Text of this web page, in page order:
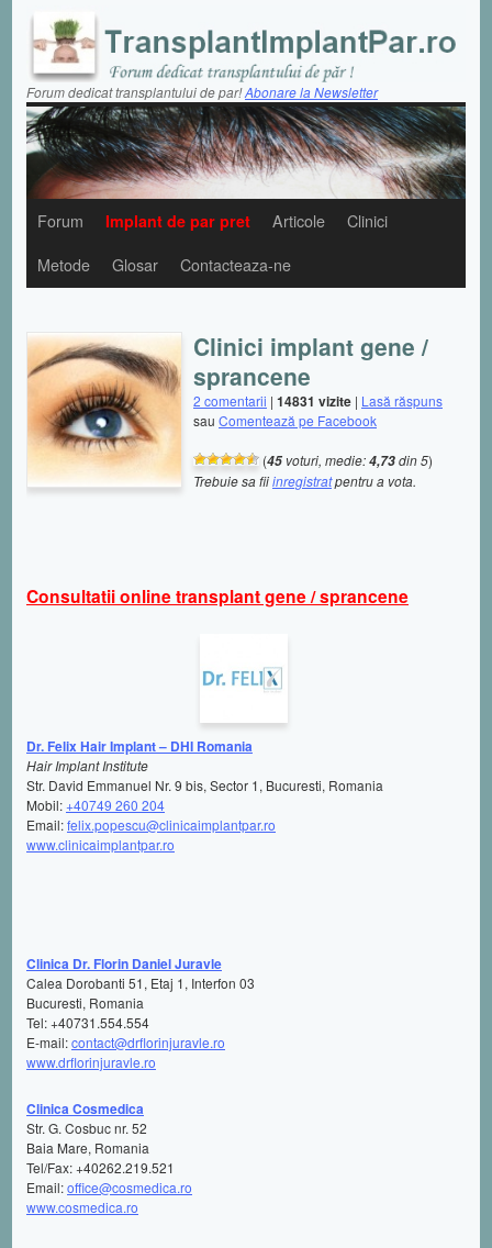
Forum dedicat transplantului de par!Abonare la Newsletter
Forum Implant de par pret Articole
Clinici
Metode
Glosar Contacteaza-ne
Clinici implant gene /
sprancene
2 comentarii | 14831 vizite | Lasă răspuns
sau Comentează pe Facebook
(45 voturi, medie:4,73din 5)
Trebuie sa fiiinregistratpentru a vota.
Consultatii online transplant gene / sprancene
Dr. Felix Hair Implant – DHI Romania
Hair Implant Institute
Str. David Emmanuel Nr. 9 bis, Sector 1, Bucuresti, Romania
Mobil:+40749 260 204
Email:felix.popescu@clinicaimplantpar.ro
www.clinicaimplantpar.ro
Clinica Dr. Florin Daniel Juravle
Calea Dorobanti 51, Etaj 1, Interfon 03
Bucuresti, Romania
Tel: +40731.554.554
E-mail:contact@drflorinjuravle.ro
www.drflorinjuravle.ro
Clinica Cosmedica
Str. G. Cosbuc nr. 52
Baia Mare, Romania
Tel/Fax: +40262.219.521
Email:office@cosmedica.ro
www.cosmedica.ro